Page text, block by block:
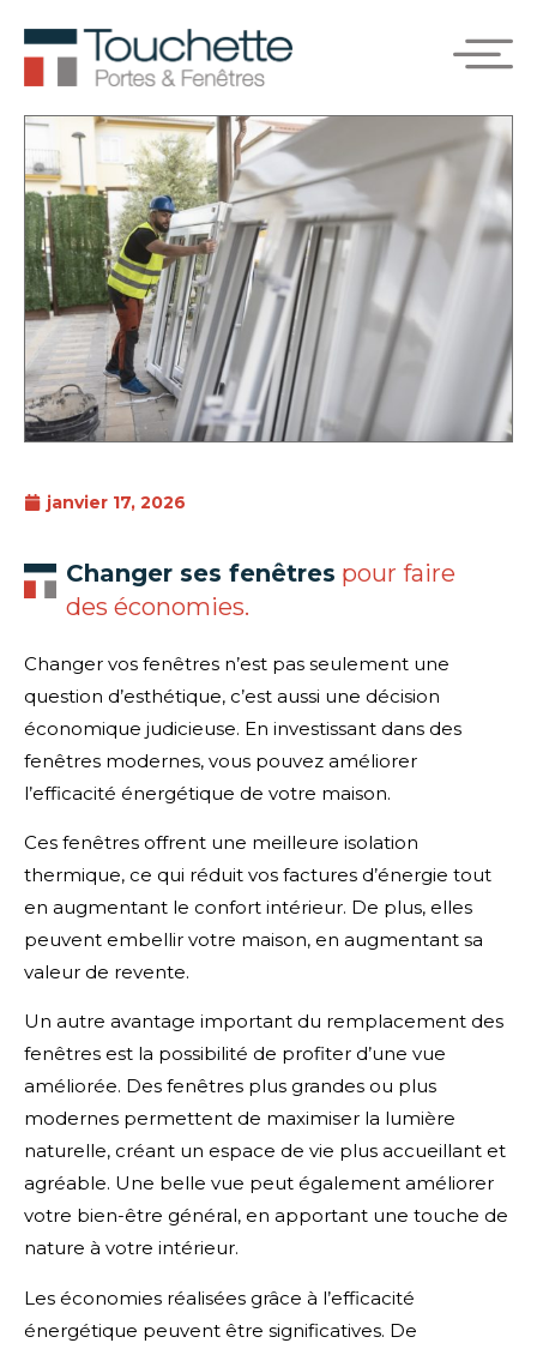
janvier 17, 2026
Changer ses fenêtres pour faire
des économies.
Changer vos fenêtres n’est pas seulement une
question d’esthétique, c’est aussi une décision
économique judicieuse. En investissant dans des
fenêtres modernes, vous pouvez améliorer
l’efficacité énergétique de votre maison.
Ces fenêtres offrent une meilleure isolation
thermique, ce qui réduit vos factures d’énergie tout
en augmentant le confort intérieur. De plus, elles
peuvent embellir votre maison, en augmentant sa
valeur de revente.
Un autre avantage important du remplacement des
fenêtres est la possibilité de profiter d’une vue
améliorée. Des fenêtres plus grandes ou plus
modernes permettent de maximiser la lumière
naturelle, créant un espace de vie plus accueillant et
agréable. Une belle vue peut également améliorer
votre bien-être général, en apportant une touche de
nature à votre intérieur.
Les économies réalisées grâce à l’efficacité
énergétique peuvent être significatives. De